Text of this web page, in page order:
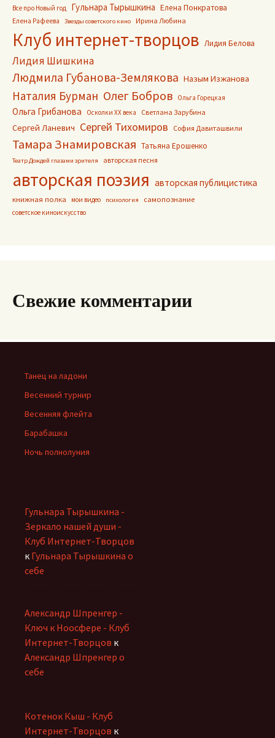
Все про Новый год Гульнара Тырышкина Елена Понкратова
Елена Рафеева Звезды советского кино Ирина Любина
Клуб интернет-творцов Лидия Белова
Лидия Шишкина
Людмила Губанова-Землякова Назым Изжанова
Наталия Бурман Олег Бобров Ольга Горецкая
Ольга Грибанова Осколки ХХ века Светлана Зарубина
Сергей Ланевич Сергей Тихомиров София Давиташвили
Тамара Знамировская Татьяна Ерошенко
Театр Дождей глазами зрителя авторская песня
авторская поэзия авторская публицистика
книжная полка мои видео психология самопознание
советское киноискусство
Свежие комментарии
Танец на ладони
Весенний турнир
Весенняя флейта
Барабашка
Ночь полнолуния
Гульнара Тырышкина -
Зеркало нашей души -
Клуб Интернет-Творцов
к Гульнара Тырышкина о
себе
Александр Шпренгер -
Ключ к Ноосфере - Клуб
Интернет-Творцов к
Александр Шпренгер о
себе
Котенок Кыш - Клуб
Интернет-Творцов к